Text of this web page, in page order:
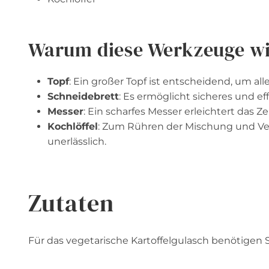
Warum diese Werkzeuge
Topf: Ein großer Topf ist entscheidend, um
Schneidebrett: Es ermöglicht sicheres und
Messer: Ein scharfes Messer erleichtert das
Kochlöffel : Zum Rühren der Mischung und
unerlässlich.
Zutaten
Für das vegetarische Kartoffelgulasch benötigen